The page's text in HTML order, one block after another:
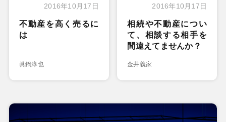
2016年10月17日
不動産を高く売るに
は
眞鍋淳也
2016年10月17日
相続や不動産につい
て、相談する相手を
間違えてませんか？
金井義家